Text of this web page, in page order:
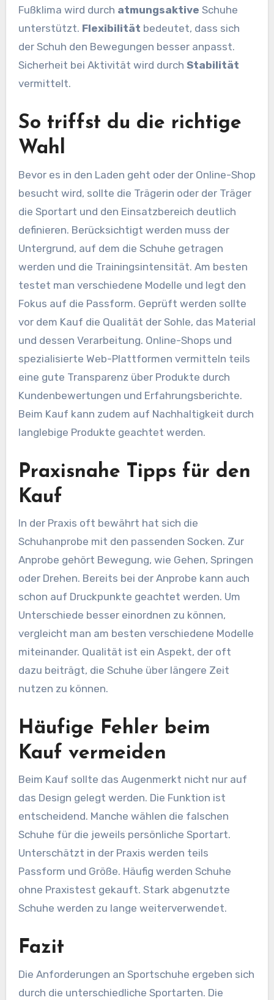
Fußklima wird durch atmungsaktive Schuhe
unterstützt. Flexibilität bedeutet, dass sich
der Schuh den Bewegungen besser anpasst.
Sicherheit bei Aktivität wird durch Stabilität
vermittelt.
So triffst du die richtige
Wahl
Bevor es in den Laden geht oder der Online-Shop
besucht wird, sollte die Trägerin oder der Träger
die Sportart und den Einsatzbereich deutlich
definieren. Berücksichtigt werden muss der
Untergrund, auf dem die Schuhe getragen
werden und die Trainingsintensität. Am besten
testet man verschiedene Modelle und legt den
Fokus auf die Passform. Geprüft werden sollte
vor dem Kauf die Qualität der Sohle, das Material
und dessen Verarbeitung. Online-Shops und
spezialisierte Web-Plattformen vermitteln teils
eine gute Transparenz über Produkte durch
Kundenbewertungen und Erfahrungsberichte.
Beim Kauf kann zudem auf Nachhaltigkeit durch
langlebige Produkte geachtet werden.
Praxisnahe Tipps für den
Kauf
In der Praxis oft bewährt hat sich die
Schuhanprobe mit den passenden Socken. Zur
Anprobe gehört Bewegung, wie Gehen, Springen
oder Drehen. Bereits bei der Anprobe kann auch
schon auf Druckpunkte geachtet werden. Um
Unterschiede besser einordnen zu können,
vergleicht man am besten verschiedene Modelle
miteinander. Qualität ist ein Aspekt, der oft
dazu beiträgt, die Schuhe über längere Zeit
nutzen zu können.
Häufige Fehler beim
Kauf vermeiden
Beim Kauf sollte das Augenmerkt nicht nur auf
das Design gelegt werden. Die Funktion ist
entscheidend. Manche wählen die falschen
Schuhe für die jeweils persönliche Sportart.
Unterschätzt in der Praxis werden teils
Passform und Größe. Häufig werden Schuhe
ohne Praxistest gekauft. Stark abgenutzte
Schuhe werden zu lange weiterverwendet.
Fazit
Die Anforderungen an Sportschuhe ergeben sich
durch die unterschiedliche Sportarten. Die